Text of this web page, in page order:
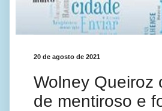
20 de agosto de 2021
Wolney Queiroz
de mentiroso e